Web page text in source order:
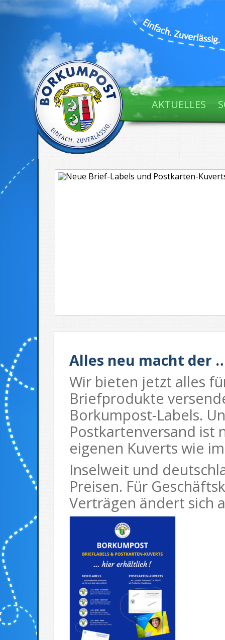
AKTUELLES
Alles neu macht der
Wir bieten jetzt alles
Briefprodukte
Borkumpost-Labels.
Postkartenversand ist
eigenen Kuverts wie
Inselweit und
Preisen. Für
Verträgen ändert sich